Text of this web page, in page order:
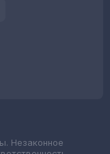
Незаконное